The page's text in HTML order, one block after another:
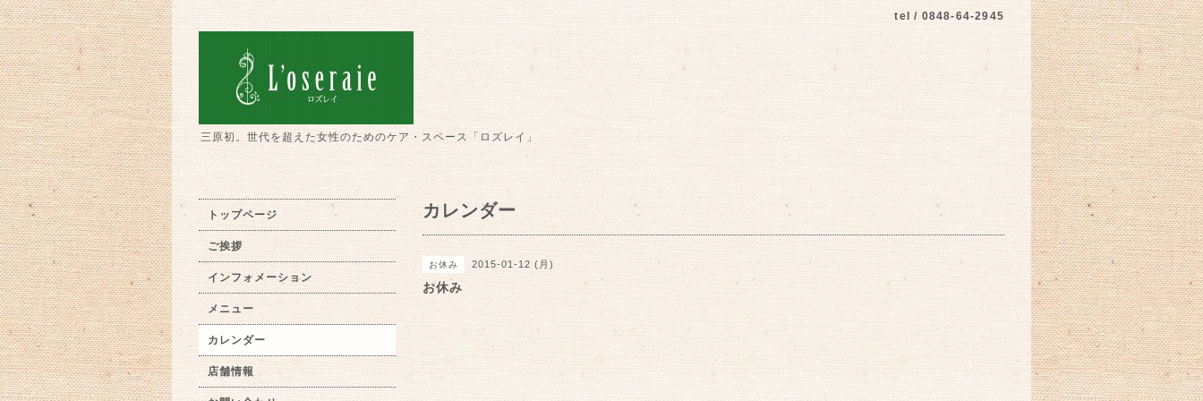
tel / 0848-64-2945
三原初。世代を超えた女性のためのケア・スペース「ロズレイ」
カレンダー
お休み 2015-01-12 (月)
お休み
トップページ
ご挨拶
インフォメーション
メニュー
カレンダー
店舗情報